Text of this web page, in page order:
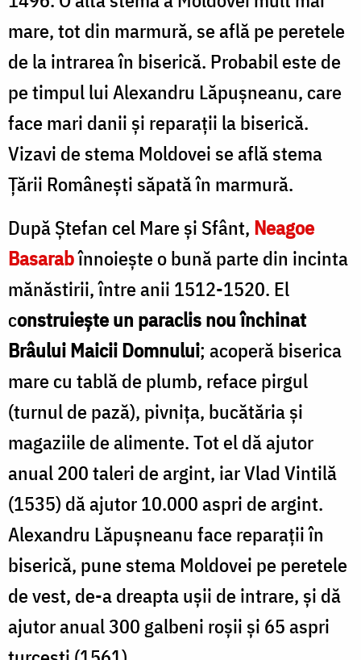
mare, tot din marmură, se află pe peretele
de la intrarea în bise­rică. Probabil este de
pe timpul lui Alexandru Lăpuşneanu, care
face mari danii şi reparaţii la biserică.
Vizavi de stema Moldovei se află stema
Ţării Româneşti săpată în marmură.
După Ştefan cel Mare şi Sfânt, Neagoe
Basarabînnoieşte o bună parte din incinta
mănăstirii, între anii 1512-1520. El
construieşte un paraclis nou închinat
Brâului Maicii Domnului; acoperă biserica
mare cu tablă de plumb, reface pirgul
(turnul de pază), pivniţa, bucătăria şi
magaziile de alimente. Tot el dă ajutor
anual 200 taleri de argint, iar Vlad Vintilă
(1535) dă ajutor 10.000 aspri de argint.
Alexandru Lăpuşneanu face reparaţii în
biserică, pune stema Moldovei pe peretele
de vest, de-a dreapta uşii de intrare, şi dă
ajutor anual 300 galbeni roşii şi 65 aspri